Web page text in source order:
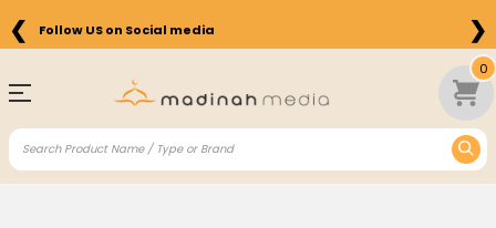
❮ Follow US on Social media ❯
0